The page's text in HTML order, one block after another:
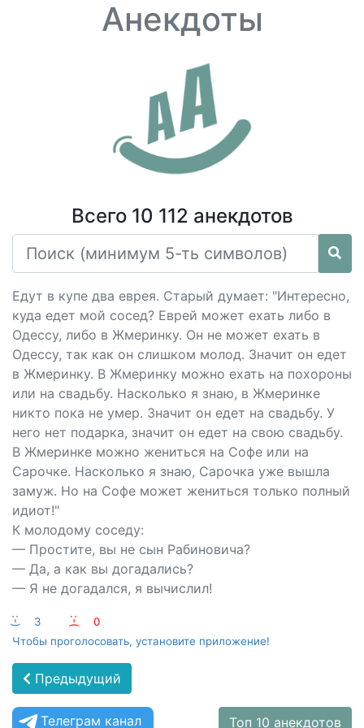
Анекдоты
Всего 10 112 анекдотов
Едут в купе два еврея. Старый думает: "Интересно,
куда едет мой сосед? Еврей может ехать либо в
Одессу, либо в Жмеринку. Он не может ехать в
Одессу, так как он слишком молод. Значит он едет
в Жмеринку. В Жмеринку можно ехать на похороны
или на свадьбу. Насколько я знаю, в Жмеринке
никто пока не умер. Значит он едет на свадьбу. У
него нет подарка, значит он едет на свою свадьбу.
В Жмеринке можно жениться на Софе или на
Сарочке. Насколько я знаю, Сарочка уже вышла
замуж. Но на Софе может жениться только полный
идиот!"
К молодому соседу:
— Простите, вы не сын Рабиновича?
— Да, а как вы догадались?
— Я не догадался, я вычислил!
:-) 3 :-(
0
Чтобы проголосовать, установите приложение!
Предыдущий
Телеграм канал Топ 10 анекдотов